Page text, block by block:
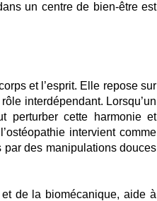
un centre de bien-être est
et l’esprit. Elle repose sur
interdépendant. Lorsqu’un
perturber cette harmonie et
intervient comme
des manipulations douces
de la biomécanique, aide à